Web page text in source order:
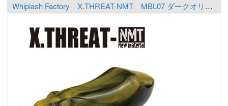
Whiplash Factory X.THREAT-NMT MBL07 ダークオリーブ／オレンジ